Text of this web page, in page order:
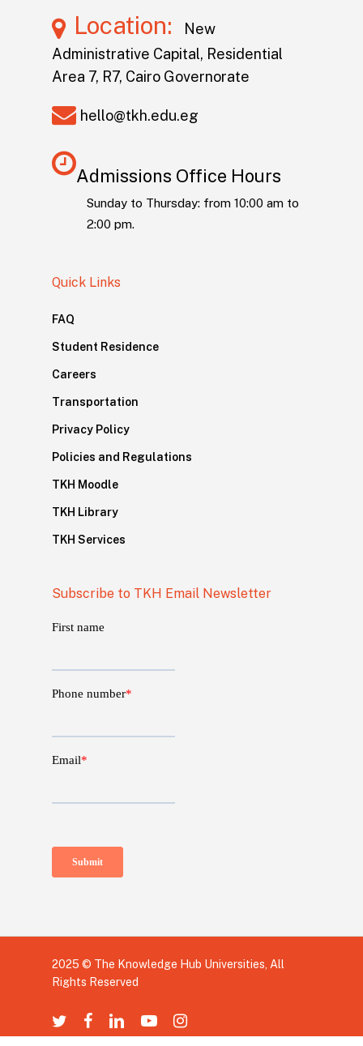
Location:
New
Administrative Capital, Residential
Area 7, R7, Cairo Governorate
hello@tkh.edu.eg
Admissions Office Hours
Sunday to Thursday: from 10:00 am to
2:00 pm.
Quick Links
FAQ
Student Residence
Careers
Transportation
Privacy Policy
Policies and Regulations
TKH Moodle
TKH Library
TKH Services
Subscribe to TKH Email Newsletter
2025 © The Knowledge Hub Universities, All
Rights Reserved